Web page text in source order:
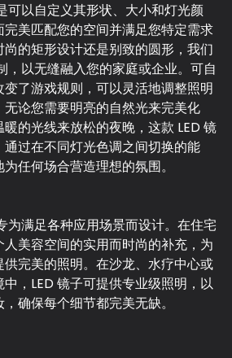
可以自定义其形状、大小和灯光颜
美匹配您的空间并满足您特定需求
的矩形设计还是别致的圆形，我们
，以无缝融入您的家庭或企业。可自
了游戏规则，可以灵活地调整照明
论您需要明亮的自然光来完美化
的光线来放松的夜晚，这款 LED 镜
过在不同灯光色调之间切换的能
任何场合营造理想的氛围。
为满足各种应用场景而设计。在住宅
美容空间的实用而时尚的补充，为
完美的照明。在沙龙、水疗中心或
，LED 镜子可提供专业级照明，以
确保每个细节都完美无缺。